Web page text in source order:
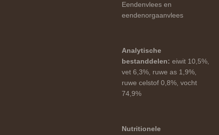
Eendenvlees en
eendenorgaanvlees
Analytische
bestanddelen: eiwit 10,5%,
vet 6,3%, ruwe as 1,9%,
ruwe celstof 0,8%, vocht
74,9%
Nutritionele